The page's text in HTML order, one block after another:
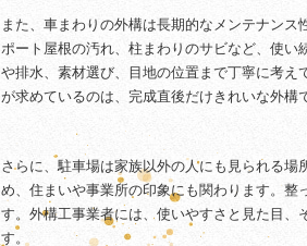
また、車まわりの外構は長期的なメンテナン
ポート屋根の汚れ、柱まわりのサビなど、使
や排水、素材選び、目地の位置まで丁寧に考
が求めているのは、完成直後だけきれいな外
さらに、駐車場は家族以外の人にも見られる
め、住まいや事業所の印象にも関わります。整
す。外構工事業者には、使いやすさと見た目、
す。